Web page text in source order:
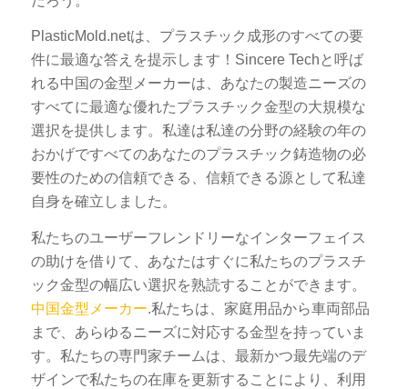
PlasticMold.netは、プラスチック成形のすべての要
件に最適な答えを提示します！Sincere Techと呼ば
れる中国の金型メーカーは、あなたの製造ニーズの
すべてに最適な優れたプラスチック金型の大規模な
選択を提供します。私達は私達の分野の経験の年の
おかげですべてのあなたのプラスチック鋳造物の必
要性のための信頼できる、信頼できる源として私達
自身を確立しました。
私たちのユーザーフレンドリーなインターフェイス
の助けを借りて、あなたはすぐに私たちのプラスチ
ック金型の幅広い選択を熟読することができます。
中国金型メーカー.私たちは、家庭用品から車両部品
まで、あらゆるニーズに対応する金型を持っていま
す。私たちの専門家チームは、最新かつ最先端のデ
ザインで私たちの在庫を更新することにより、利用